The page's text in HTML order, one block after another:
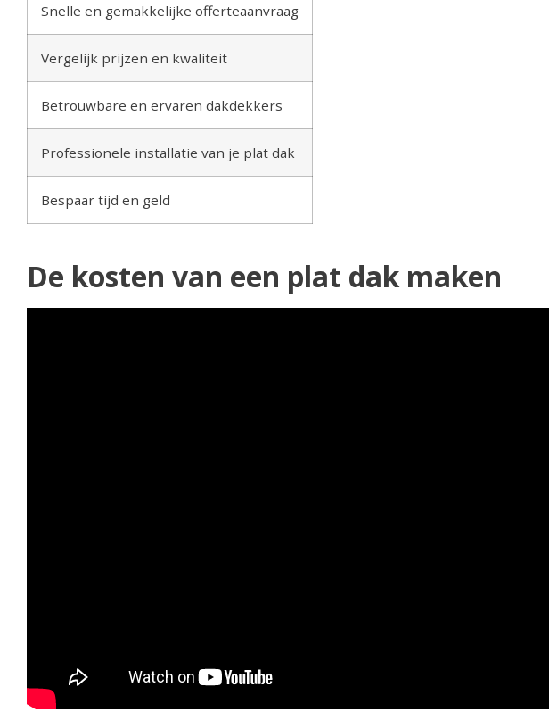
Snelle en gemakkelijke offerteaanvraag
Vergelijk prijzen en kwaliteit
Betrouwbare en ervaren dakdekkers
Professionele installatie van je plat dak
Bespaar tijd en geld
De kosten van een plat dak maken